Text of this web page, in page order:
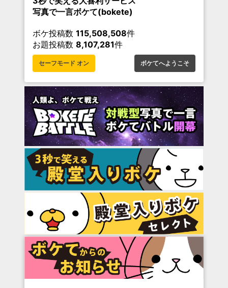
写真で一言ボケて(bokete)
ボケ投稿数 115,508,508件
お題投稿数 8,107,281件
セーフモード オン ボケてへようこそ